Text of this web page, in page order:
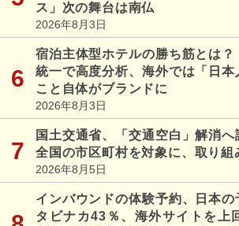
ス」次の舞台は南仏
2026年8月3日
宿泊主体型ホテルの勝ち筋とは
統一で高度分析、海外では「日本
こと自体がブランドに
2026年8月3日
国土交通省、「交通空白」解消へ
全国の市区町村を対象に、取り組
2026年8月5日
インバウンドの体験予約、日本の
タビナカ43％、海外サイトを上